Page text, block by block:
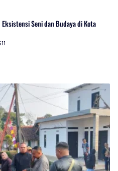
Seni dan Budaya di Kota